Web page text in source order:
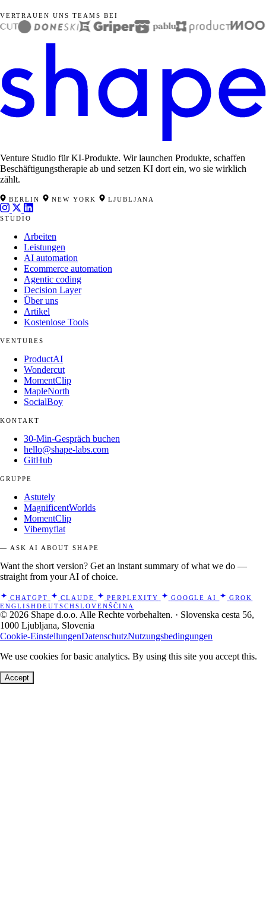
VERTRAUEN UNS TEAMS BEI
Venture Studio für KI-Produkte. Wir launchen Produkte, schaffen
Beschäftigungstherapie ab und setzen KI dort ein, wo sie wirklich
zählt.
BERLIN NEW YORK LJUBLJANA
STUDIO
Arbeiten
Leistungen
AI automation
Ecommerce automation
Agentic coding
Decision Layer
Über uns
Artikel
Kostenlose Tools
VENTURES
ProductAI
Wondercut
MomentClip
MapleNorth
SocialBoy
KONTAKT
30-Min-Gespräch buchen
hello@shape-labs.com
GitHub
GRUPPE
Astutely
MagnificentWorlds
MomentClip
Vibemyflat
— ASK AI ABOUT SHAPE
Want the short version? Get an instant summary of what we do —
straight from your AI of choice.
CHATGPT CLAUDE PERPLEXITY GOOGLE AI
GROK
ENGLISHDEUTSCHSLOVENŠČINA
© 2026 Shape d.o.o. Alle Rechte vorbehalten. · Slovenska cesta 56,
1000 Ljubljana, Slovenia
Cookie-EinstellungenDatenschutzNutzungsbedingungen
We use cookies for basic analytics. By using this site you accept this.
Accept